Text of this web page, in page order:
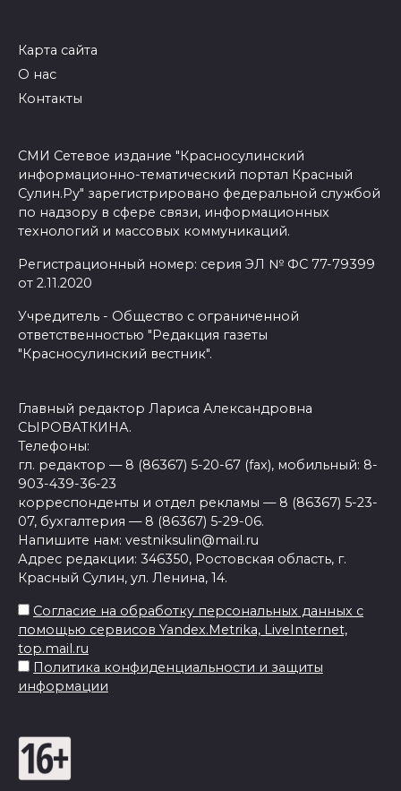
Карта сайта
О нас
Контакты
СМИ Сетевое издание "Красносулинский
информационно-тематический портал Красный
Сулин.Ру" зарегистрировано федеральной службой
по надзору в сфере связи, информационных
технологий и массовых коммуникаций.
Регистрационный номер: серия ЭЛ № ФС 77-79399
от 2.11.2020
Учредитель - Общество с ограниченной
ответственностью "Редакция газеты
"Красносулинский вестник".
Главный редактор Лариса Александровна
СЫРОВАТКИНА.
Телефоны:
гл. редактор — 8 (86367) 5-20-67 (fax), мобильный: 8-
903-439-36-23
корреспонденты и отдел рекламы — 8 (86367) 5-23-
07, бухгалтерия — 8 (86367) 5-29-06.
Напишите нам: vestniksulin@mail.ru
Адрес редакции: 346350, Ростовская область, г.
Красный Сулин, ул. Ленина, 14.
Согласие на обработку персональных данных с
помощью сервисов Yandex.Metrika, LiveInternet,
top.mail.ru
Политика конфиденциальности и защиты
информации